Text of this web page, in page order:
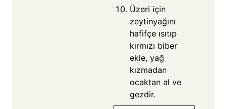
Üzeri için
zeytinyağını
hafifçe ısıtıp
kırmızı biber
ekle, yağ
kızmadan
ocaktan al ve
gezdir.